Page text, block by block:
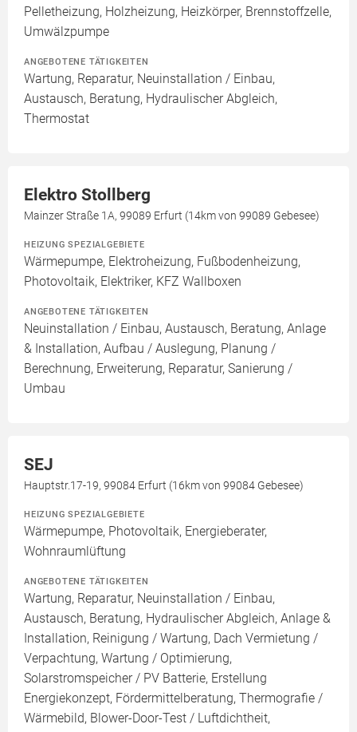
Pelletheizung, Holzheizung, Heizkörper, Brennstoffzelle,
Umwälzpumpe
ANGEBOTENE TÄTIGKEITEN
Wartung, Reparatur, Neuinstallation / Einbau,
Austausch, Beratung, Hydraulischer Abgleich,
Thermostat
Elektro Stollberg
Mainzer Straße 1A, 99089 Erfurt (14km von 99089 Gebesee)
HEIZUNG SPEZIALGEBIETE
Wärmepumpe, Elektroheizung, Fußbodenheizung,
Photovoltaik, Elektriker, KFZ Wallboxen
ANGEBOTENE TÄTIGKEITEN
Neuinstallation / Einbau, Austausch, Beratung, Anlage
& Installation, Aufbau / Auslegung, Planung /
Berechnung, Erweiterung, Reparatur, Sanierung /
Umbau
SEJ
Hauptstr.17-19, 99084 Erfurt (16km von 99084 Gebesee)
HEIZUNG SPEZIALGEBIETE
Wärmepumpe, Photovoltaik, Energieberater,
Wohnraumlüftung
ANGEBOTENE TÄTIGKEITEN
Wartung, Reparatur, Neuinstallation / Einbau,
Austausch, Beratung, Hydraulischer Abgleich, Anlage &
Installation, Reinigung / Wartung, Dach Vermietung /
Verpachtung, Wartung / Optimierung,
Solarstromspeicher / PV Batterie, Erstellung
Energiekonzept, Fördermittelberatung, Thermografie /
Wärmebild, Blower-Door-Test / Luftdichtheit,